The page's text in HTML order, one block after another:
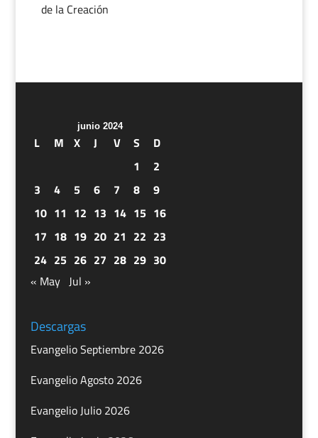
de la Creación
junio 2024
L M X J V S
D
1
2
3
4 5 6 7 8
9
10 11 12 13 14 15 16
17 18 19 20 21 22 23
24 25 26 27 28 29 30
« May Jul »
Descargas
Evangelio Septiembre 2026
Evangelio Agosto 2026
Evangelio Julio 2026